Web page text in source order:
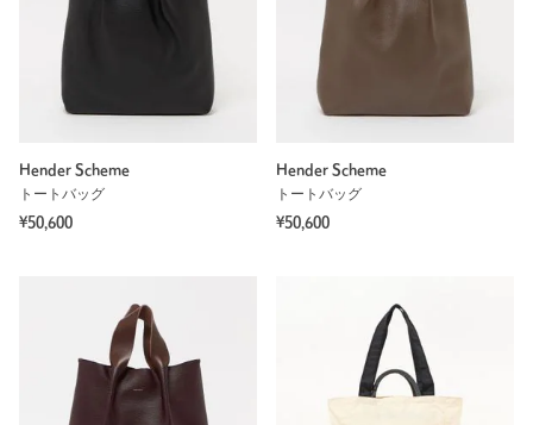
Hender Scheme
トートバッグ
¥50,600
Hender Scheme
トートバッグ
¥50,600